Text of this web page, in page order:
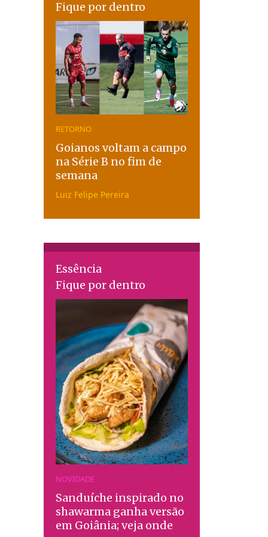
Fique por dentro
RETORNO
Goianos voltam a campo
na Série B no fim de
semana
Luiz Felipe Pereira
Essência
Fique por dentro
NOVIDADE
Sanduíche inspirado no
shawarma ganha versão
em Goiânia; veja onde